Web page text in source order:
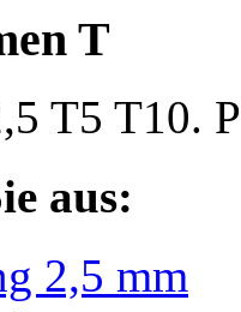
T
T5 T10.
aus:
2,5 mm